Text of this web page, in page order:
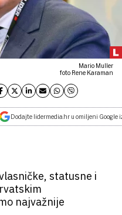
Mario Muller
foto Rene Karaman
Dodajte lidermedia.hr u omiljeni Google
statusne i
najvažnije